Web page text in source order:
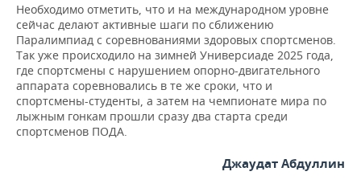
Необходимо отметить, что и на международном уровне
сейчас делают активные шаги по сближению
Паралимпиад с соревнованиями здоровых спортсменов.
Так уже происходило на зимней Универсиаде 2025 года,
где спортсмены с нарушением опорно-двигательного
аппарата соревновались в те же сроки, что и
спортсмены-студенты, а затем на чемпионате мира по
лыжным гонкам прошли сразу два старта среди
спортсменов ПОДА.
Джаудат Абдуллин